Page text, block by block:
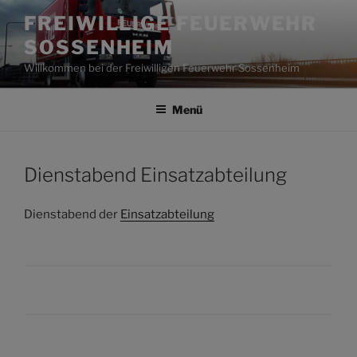
Zum
Inhalt
springen
FREIWILLIGE FEUERWEHR
SOSSENHEIM
Willkommen bei der Freiwilligen Feuerwehr Sossenheim
Menü
Dienstabend Einsatzabteilung
Dienstabend der Einsatzabteilung